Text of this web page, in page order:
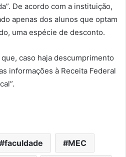
De acordo com a instituição,
apenas dos alunos que optam
uma espécie de desconto.
caso haja descumprimento
informações à Receita Federal
faculdade MEC